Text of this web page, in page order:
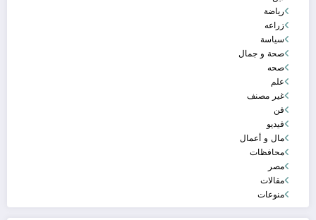
رياضة
زراعه
سياسة
صحة و جمال
صحه
علم
غير مصنف
فن
فيديو
مال و أعمال
محافظات
مصر
مقالات
منوعات